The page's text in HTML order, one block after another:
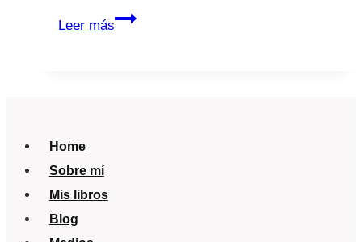
Leer másProtección
Home
Sobre mí
Mis libros
Blog